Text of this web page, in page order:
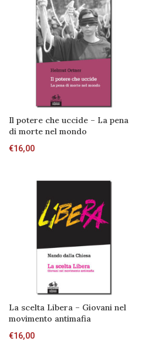
Il potere che uccide – La pena
di morte nel mondo
€16,00
La scelta Libera – Giovani nel
movimento antimafia
€16,00